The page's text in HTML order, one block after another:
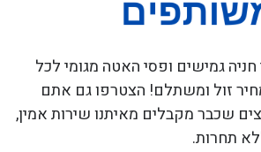
חניה גמישים ופסי האטה מגומי לכל
זול ומשתלם! הצטרפו גם אתם
שכבר מקבלים מאיתנו שירות אמין,
תחרות.